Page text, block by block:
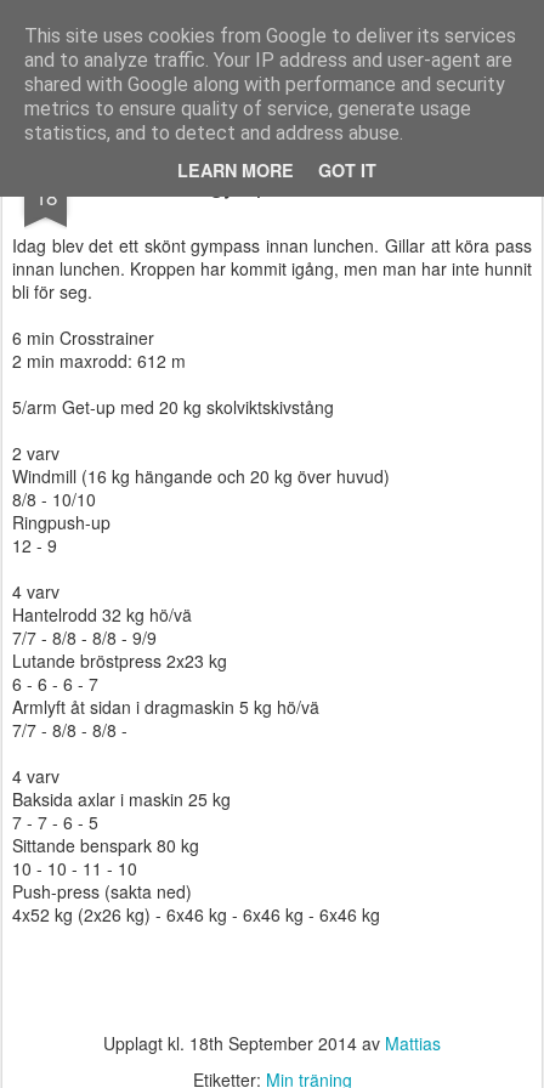
This site uses cookies from Google to deliver its services
and to analyze traffic. Your IP address and user-agent are
shared with Google along with performance and security
metrics to ensure quality of service, generate usage
statistics, and to detect and address abuse.
LEARN MORE GOT IT
Functional Fitness by Mattias - Träningsinspiration & träningsfilmer
Pages
18 Skönt gympass innna lunchen
Idag blev det ett skönt gympass innan lunchen. Gillar att köra pass
innan lunchen. Kroppen har kommit igång, men man har inte hunnit
bli för seg.
6 min Crosstrainer
2 min maxrodd: 612 m
5/arm Get-up med 20 kg skolviktskivstång
2 varv
Windmill (16 kg hängande och 20 kg över huvud)
8/8 - 10/10
Ringpush-up
12 - 9
4 varv
Hantelrodd 32 kg hö/vä
7/7 - 8/8 - 8/8 - 9/9
Lutande bröstpress 2x23 kg
6 - 6 - 6 - 7
Armlyft åt sidan i dragmaskin 5 kg hö/vä
7/7 - 8/8 - 8/8 -
4 varv
Baksida axlar i maskin 25 kg
7 - 7 - 6 - 5
Sittande benspark 80 kg
10 - 10 - 11 - 10
Push-press (sakta ned)
4x52 kg (2x26 kg) - 6x46 kg - 6x46 kg - 6x46 kg
Upplagt kl. 18th September 2014 av Mattias
Etiketter: Min träning